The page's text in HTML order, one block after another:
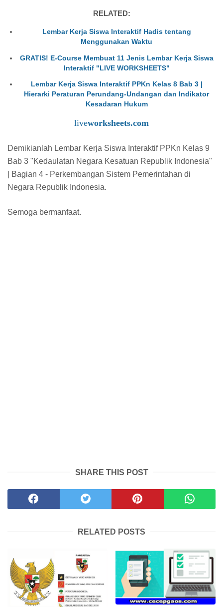
RELATED:
Lembar Kerja Siswa Interaktif Hadis tentang
Menggunakan Waktu
GRATIS! E-Course Membuat 11 Jenis Lembar Kerja Siswa
Interaktif "LIVE WORKSHEETS"
Lembar Kerja Siswa Interaktif PPKn Kelas 8 Bab 3 |
Hierarki Peraturan Perundang-Undangan dan Indikator
Kesadaran Hukum
liveworksheets.com
Demikianlah Lembar Kerja Siswa Interaktif PPKn Kelas 9
Bab 3 "Kedaulatan Negara Kesatuan Republik Indonesia"
| Bagian 4 - Perkembangan Sistem Pemerintahan di
Negara Republik Indonesia.
Semoga bermanfaat.
SHARE THIS POST
RELATED POSTS